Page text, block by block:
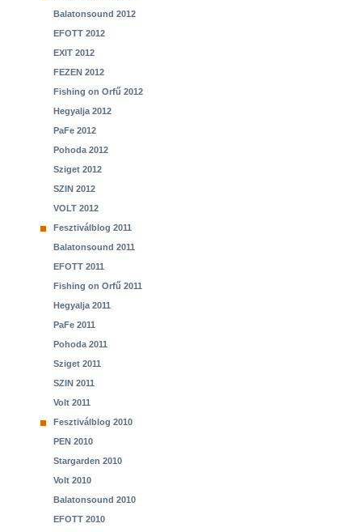
Balatonsound 2012
EFOTT 2012
EXIT 2012
FEZEN 2012
Fishing on Orfű 2012
Hegyalja 2012
PaFe 2012
Pohoda 2012
Sziget 2012
SZIN 2012
VOLT 2012
Fesztiválblog 2011
Balatonsound 2011
EFOTT 2011
Fishing on Orfű 2011
Hegyalja 2011
PaFe 2011
Pohoda 2011
Sziget 2011
SZIN 2011
Volt 2011
Fesztiválblog 2010
PEN 2010
Stargarden 2010
Volt 2010
Balatonsound 2010
EFOTT 2010